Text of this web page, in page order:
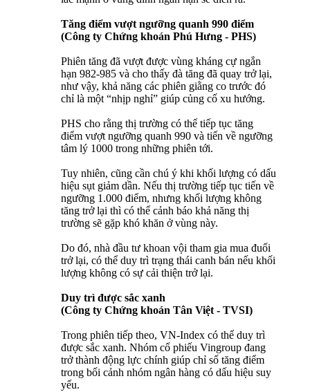
Tăng điểm vượt ngưỡng quanh 990 điểm
(Công ty Chứng khoán Phú Hưng - PHS)
Phiên tăng đã vượt được vùng kháng cự ngắn
hạn 982-985 và cho thấy đà tăng đã quay trở lại,
như vậy, khả năng các phiên giằng co trước đó
chỉ là một “nhịp nghỉ” giúp củng cố xu hướng.
PHS cho rằng thị trường có thể tiếp tục tăng
điểm vượt ngưỡng quanh 990 và tiến về ngưỡng
tâm lý 1000 trong những phiên tới.
Tuy nhiên, cũng cần chú ý khi khối lượng có dấu
hiệu sụt giảm dần. Nếu thị trường tiếp tục tiến về
ngưỡng 1.000 điểm, nhưng khối lượng không
tăng trở lại thì có thể cảnh báo khả năng thị
trường sẽ gặp khó khăn ở vùng này.
Do đó, nhà đầu tư khoan vội tham gia mua đuổi
trở lại, có thể duy trì trạng thái canh bán nếu khối
lượng không có sự cải thiện trở lại.
Duy trì được sắc xanh
(Công ty Chứng khoán Tân Việt - TVSI)
Trong phiên tiếp theo, VN-Index có thể duy trì
được sắc xanh. Nhóm cổ phiếu Vingroup đang
trở thành động lực chính giúp chỉ số tăng điểm
trong bối cảnh nhóm ngân hàng có dấu hiệu suy
yếu.